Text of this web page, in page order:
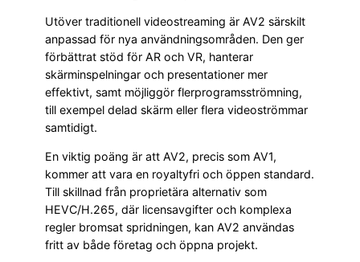
Utöver traditionell videostreaming är AV2 särskilt
anpassad för nya användningsområden. Den ger
förbättrat stöd för AR och VR, hanterar
skärminspelningar och presentationer mer
effektivt, samt möjliggör flerprogramsströmning,
till exempel delad skärm eller flera videoströmmar
samtidigt.
En viktig poäng är att AV2, precis som AV1,
kommer att vara en royaltyfri och öppen standard.
Till skillnad från proprietära alternativ som
HEVC/H.265, där licensavgifter och komplexa
regler bromsat spridningen, kan AV2 användas
fritt av både företag och öppna projekt.